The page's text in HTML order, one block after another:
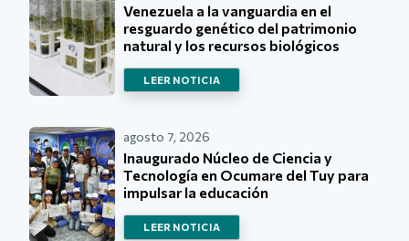
Venezuela a la vanguardia en el
resguardo genético del patrimonio
natural y los recursos biológicos
LEER NOTICIA
agosto 7, 2026
Inaugurado Núcleo de Ciencia y
Tecnología en Ocumare del Tuy para
impulsar la educación
LEER NOTICIA